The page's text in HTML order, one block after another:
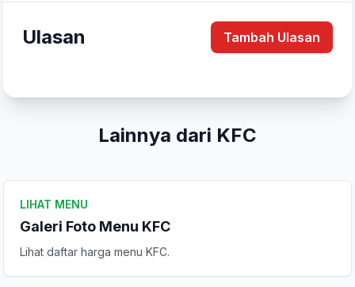
Ulasan Tambah Ulasan
Lainnya dari KFC
LIHAT MENU
Galeri Foto Menu KFC
Lihat daftar harga menu KFC.
Tulis Ulasan